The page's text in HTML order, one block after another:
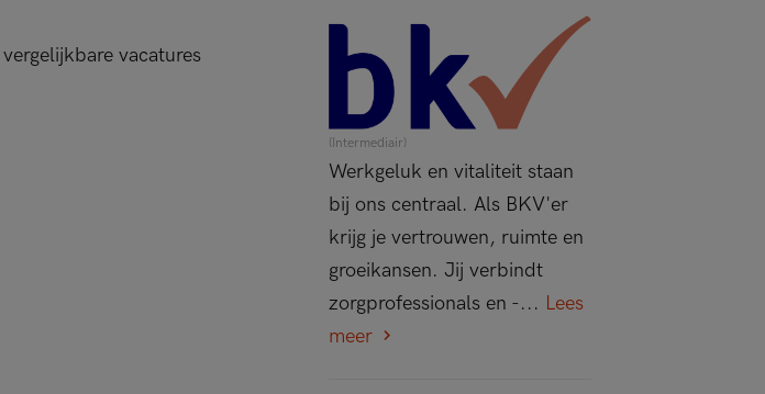
vacatures
(Intermediair)
Werkgeluk en vitaliteit staan
bij ons centraal. Als BKV'er
krijg je vertrouwen, ruimte en
groeikansen. Jij verbindt
zorgprofessionals en -... Lees
meer